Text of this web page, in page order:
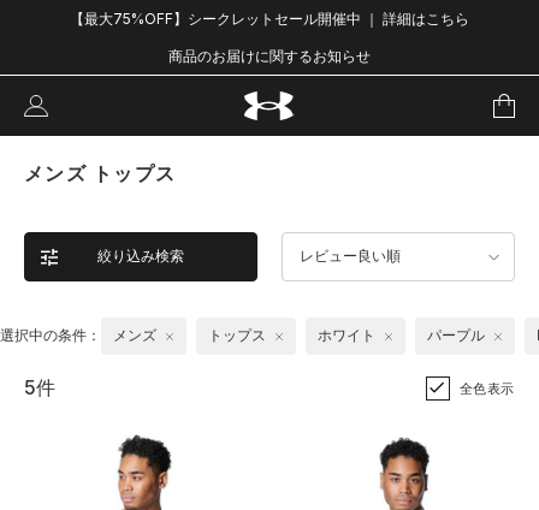
【最大75%OFF】シークレットセール開催中 ｜ 詳細はこちら
商品のお届けに関するお知らせ
メンズ トップス
絞り込み検索 レビュー良い順
選択中の条件： メンズ トップス ホワイト パープル
5件 全色表示